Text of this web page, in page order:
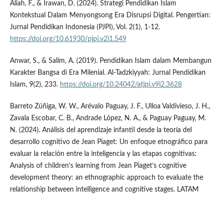
Aliah, F., & Irawan, D. (2024). Strategi Pendidikan Islam
Kontekstual Dalam Menyongsong Era Disrupsi Digital. Pengertian:
Jurnal Pendidikan Indonesia (PJPI), Vol. 2(1), 1-12.
https://doi.org/10.61930/pjpi.v2i1.549
Anwar, S., & Salim, A. (2019). Pendidikan Islam dalam Membangun
Karakter Bangsa di Era Milenial. Al-Tadzkiyyah: Jurnal Pendidikan
Islam, 9(2), 233. https://doi.org/10.24042/atjpi.v9i2.3628
Barreto Zúñiga, W. W., Arévalo Paguay, J. F., Ulloa Valdivieso, J. H.,
Zavala Escobar, C. B., Andrade López, N. A., & Paguay Paguay, M.
N. (2024). Análisis del aprendizaje infantil desde la teoría del
desarrollo cognitivo de Jean Piaget: Un enfoque etnográfico para
evaluar la relación entre la inteligencia y las etapas cognitivas:
Analysis of children’s learning from Jean Piaget’s cognitive
development theory: an ethnographic approach to evaluate the
relationship between intelligence and cognitive stages. LATAM